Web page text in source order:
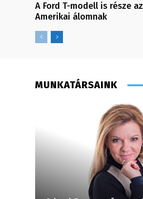
A Ford T-modell is része az
Amerikai álomnak
MUNKATÁRSAINK